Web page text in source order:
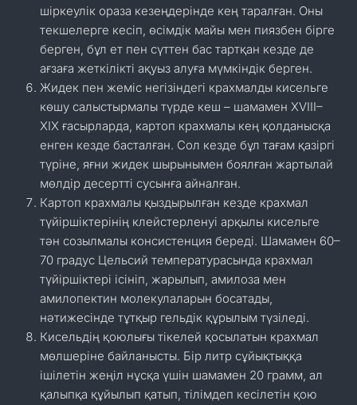
шіркеулік ораза кезеңдерінде кең таралған. Оны
текшелерге кесіп, өсімдік майы мен пиязбен бірге
берген, бұл ет пен сүттен бас тартқан кезде де
ағзаға жеткілікті ақуыз алуға мүмкіндік берген.
Жидек пен жеміс негізіндегі крахмалды кисельге
көшу салыстырмалы түрде кеш – шамамен XVIII–
XIX ғасырларда, картоп крахмалы кең қолданысқа
енген кезде басталған. Сол кезде бұл тағам қазіргі
түріне, яғни жидек шырынымен боялған жартылай
мөлдір десертті сусынға айналған.
Картоп крахмалы қыздырылған кезде крахмал
түйіршіктерінің клейстерленуі арқылы кисельге
тән созылмалы консистенция береді. Шамамен 60–
70 градус Цельсий температурасында крахмал
түйіршіктері ісініп, жарылып, амилоза мен
амилопектин молекулаларын босатады,
нәтижесінде тұтқыр гельдік құрылым түзіледі.
Кисельдің қоюлығы тікелей қосылатын крахмал
мөлшеріне байланысты. Бір литр сұйықтыққа
ішілетін жеңіл нұсқа үшін шамамен 20 грамм, ал
қалыпқа құйылып қатып, тілімдеп кесілетін қою